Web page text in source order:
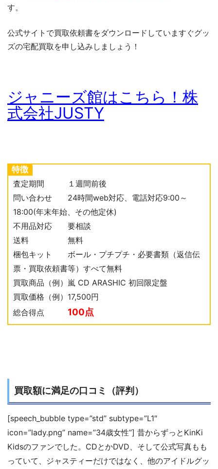
す。
公式サイトで買取依頼書をダウンロードしていますぐグッ
ズの宅配買取を申し込みしましょう！
ジャニーズ館はこちら！株
式会社JUSTY
特徴
査定期間 １週間前後
問い合わせ 24時間web対応、電話対応9:00～
18:00(年末年始、その他定休)
不用品対応 要相談
送料 無料
梱包キット ボール・プチプチ・必要書類（返信伝
票・買取依頼書等）すべて無料
買取商品（例）嵐 CD ARASHIC 初回限定盤
買取価格（例）17,500円
総合得点 100点
買取額に満足の口コミ（評判）
[speech_bubble type=”std” subtype=”L1″
icon=”lady.png” name=”34歳女性”] 昔からずっとKinKi
Kidsのファンでした。CDとかDVD、そして公式写真もも
っていて、ジャスティーだけではなく、他のアイドルグッ